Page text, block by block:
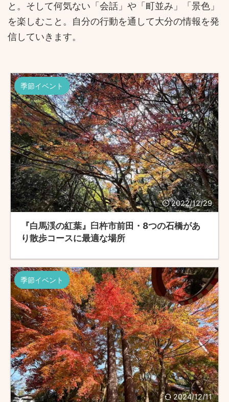
と。そして何気ない「会話」や「町並み」「景色」
を楽しむこと。自分の行動を通して大分の情報を発
信していきます。
2022/12/29
季節イベント
『白馬渓の紅葉』臼杵市前田・8つの石橋があ
り散歩コースに最適な場所
2024/12/11
季節イベント